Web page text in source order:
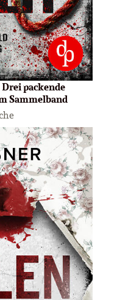
packende
Sammelband